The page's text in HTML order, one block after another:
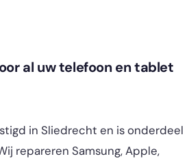
al uw telefoon en tablet
in Sliedrecht en is onderdeel
repareren Samsung, Apple,